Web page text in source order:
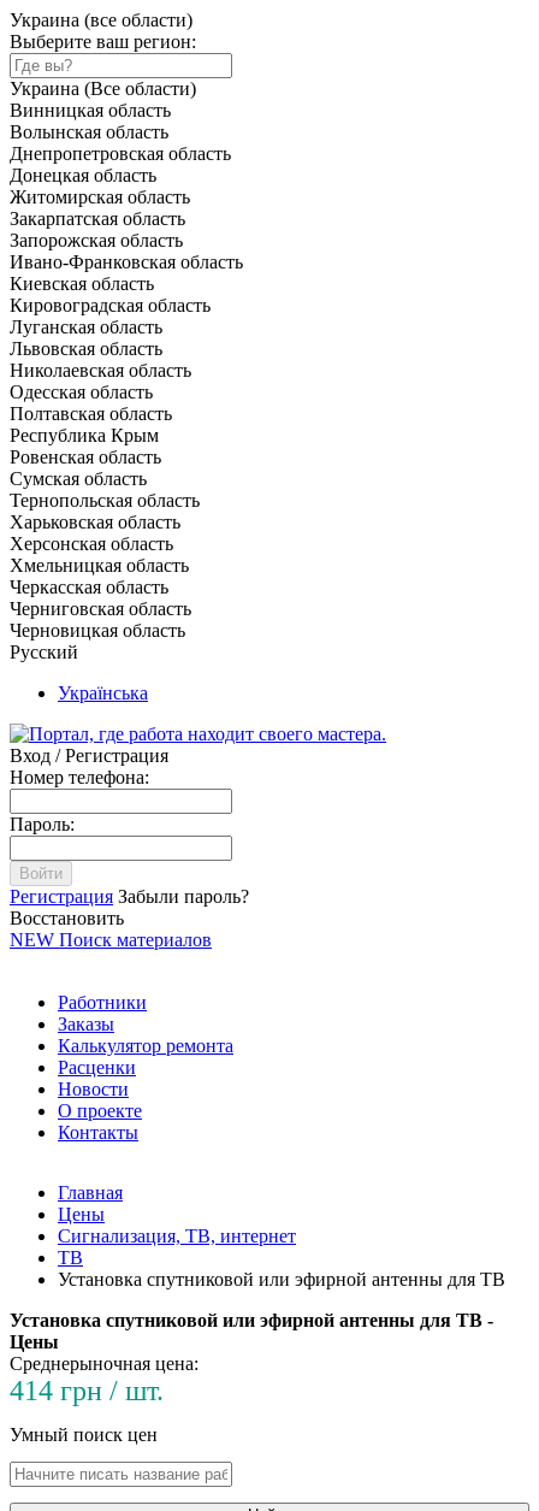
Украина (все области)
Выберите ваш регион:
Украина (Все области)
Винницкая область
Волынская область
Днепропетровская область
Донецкая область
Житомирская область
Закарпатская область
Запорожская область
Ивано-Франковская область
Киевская область
Кировоградская область
Луганская область
Львовская область
Николаевская область
Одесская область
Полтавская область
Республика Крым
Ровенская область
Сумская область
Тернопольская область
Харьковская область
Херсонская область
Хмельницкая область
Черкасская область
Черниговская область
Черновицкая область
Русский
Українська
Вход / Регистрация
Номер телефона:
Пароль:
Войти
Регистрация Забыли пароль?
Восстановить
NEW Поиск материалов
Работники
Заказы
Калькулятор ремонта
Расценки
Новости
О проекте
Контакты
Главная
Цены
Сигнализация, ТВ, интернет
ТВ
Установка спутниковой или эфирной антенны для ТВ
Установка спутниковой или эфирной антенны для ТВ -
Цены
Среднерыночная цена:
414 грн / шт.
Умный поиск цен